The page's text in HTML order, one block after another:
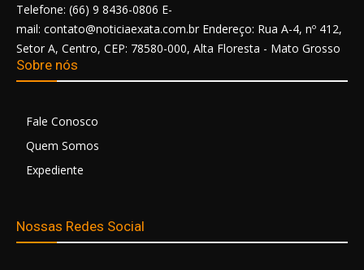
Telefone: (66) 9 8436-0806 E-
mail: contato@noticiaexata.com.br Endereço: Rua A-4, nº 412,
Setor A, Centro, CEP: 78580-000, Alta Floresta - Mato Grosso
Sobre nós
Fale Conosco
Quem Somos
Expediente
Nossas Redes Social